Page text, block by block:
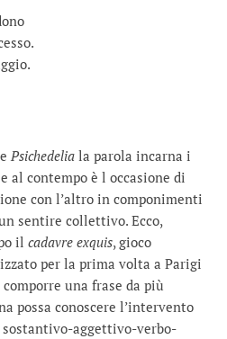
Psichedelia la parola incarna i
al contempo è l occasione di
con l’altro in componimenti
sentire collettivo. Ecco,
il cadavre exquis, gioco
per la prima volta a Parigi
una frase da più
possa conoscere l’intervento
aggettivo-verbo-